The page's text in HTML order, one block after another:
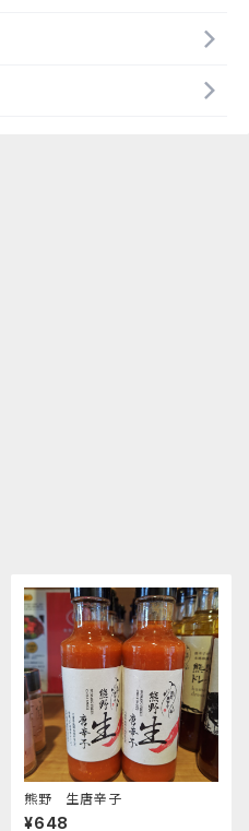
熊野 生唐辛子
¥648